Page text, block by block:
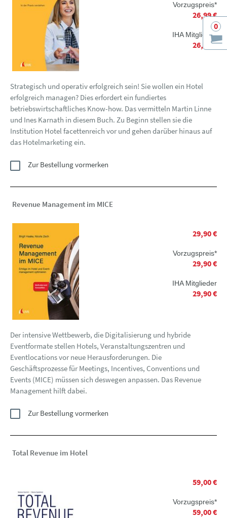
0
Vorzugspreis*
26,99 €
IHA Mitglieder
26,99 €
Strategisch und operativ erfolgreich sein! Sie wollen ein Hotel
erfolgreich managen? Dies erfordert ein fundiertes
betriebswirtschaftliches Know-how. Das vermitteln Martin Linne
und Ines Karnath in diesem Buch. Zu Beginn stellen sie die
Institution Hotel facettenreich vor und gehen darüber hinaus auf
das Hotelmarketing ein.
Zur Bestellung vormerken
Revenue Management im MICE
29,90 €
Vorzugspreis*
29,90 €
IHA Mitglieder
29,90 €
Der intensive Wettbewerb, die Digitalisierung und hybride
Eventformate stellen Hotels, Veranstaltungszentren und
Eventlocations vor neue Herausforderungen. Die
Geschäftsprozesse für Meetings, Incentives, Conventions und
Events (MICE) müssen sich deswegen anpassen. Das Revenue
Management hilft dabei.
Zur Bestellung vormerken
Total Revenue im Hotel
59,00 €
Vorzugspreis*
59,00 €